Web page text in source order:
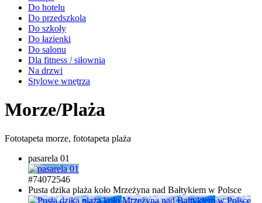
Do hotelu
Do przedszkola
Do szkoły
Do łazienki
Do salonu
Dla fitness / siłownia
Na drzwi
Stylowe wnętrza
Morze/Plaża
Fototapeta morze, fototapeta plaża
pasarela 01
#74072546
Pusta dzika plaża koło Mrzeżyna nad Bałtykiem w Polsce